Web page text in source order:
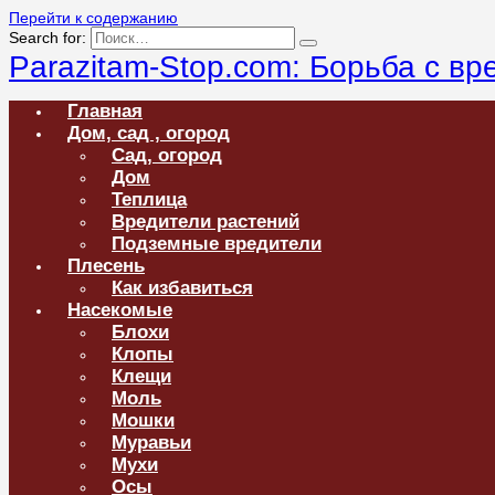
Перейти к содержанию
Search for:
Parazitam-Stop.com: Борьба с
Главная
Дом, сад , огород
Сад, огород
Дом
Теплица
Вредители растений
Подземные вредители
Плесень
Как избавиться
Насекомые
Блохи
Клопы
Клещи
Моль
Мошки
Муравьи
Мухи
Осы